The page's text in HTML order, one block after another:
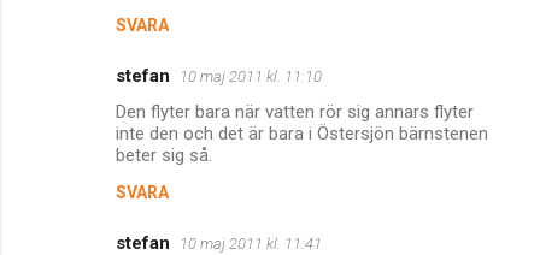
SVARA
stefan 10 maj 2011 kl. 11:10
Den flyter bara när vatten rör sig annars flyter
inte den och det är bara i Östersjön bärnstenen
beter sig så.
SVARA
stefan 10 maj 2011 kl. 11:41